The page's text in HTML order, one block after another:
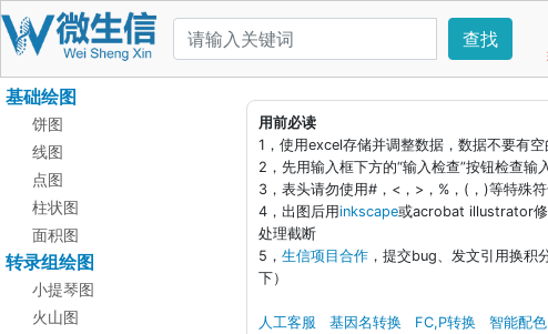
查找
基础绘图
饼图
线图
点图
柱状图
面积图
转录组绘图
小提琴图
火山图
用前必读
1，使用excel存储并调整数据，数据不要有
2，先用输入框下方的“输入检查”按钮检查输
3，表头请勿使用#，<，>，%，(，)等特殊
4，出图后用inkscape或acrobat illustrator修
处理截断
5， 生信项目合作，提交bug、发文引用换积
下）
人工客服 基因名转换 FC,P转换 智能配色